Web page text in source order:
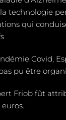
technologie
qui
Covid,
pu être
Friob fût